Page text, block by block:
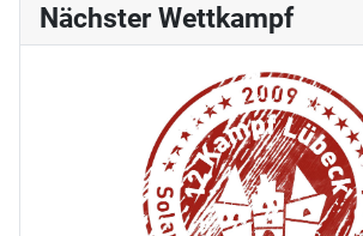
Nächster Wettkampf